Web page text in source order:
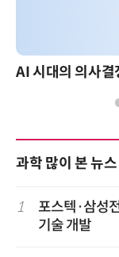
과학 많이 본 뉴스
1
포스텍·삼성
기술 개발